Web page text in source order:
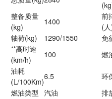
整备质量
(kg)
1400
前
(
轴荷(kg)
1290/1550 免
**高时速
(km/h)
100 燃
油耗
(L/100Km)
6.5 环
燃油类型
汽油 排